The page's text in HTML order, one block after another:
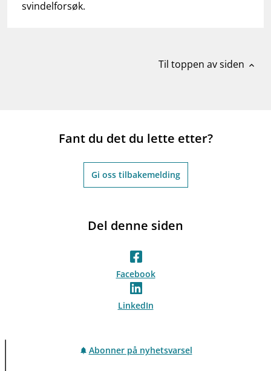
svindelforsøk.
Til toppen av siden expand_less
Fant du det du lette etter?
Gi oss tilbakemelding
Del denne siden
Facebook
LinkedIn
Abonner på nyhetsvarsel